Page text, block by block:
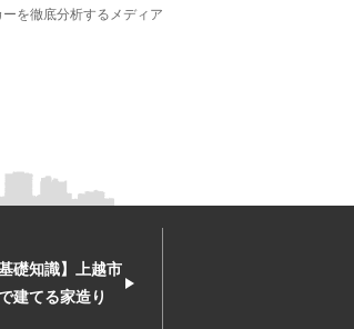
を徹底分析するメディア
基礎知識】上越市
建てる家造り